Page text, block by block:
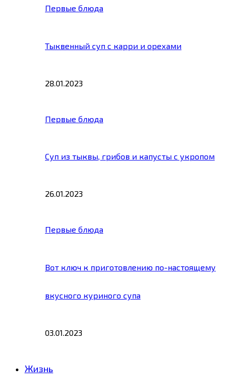
Первые блюда
Тыквенный суп с карри и орехами
28.01.2023
Первые блюда
Суп из тыквы, грибов и капусты с укропом
26.01.2023
Первые блюда
Вот ключ к приготовлению по-настоящему
вкусного куриного супа
03.01.2023
Жизнь